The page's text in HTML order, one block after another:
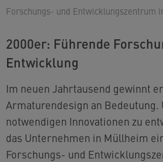
Forschungs- und Entwicklungszentrum
2000er: Führende
Entwicklung
Im neuen Jahrtausend gewinnt
Armaturendesign an Bedeutung.
notwendigen Innovationen zu
das Unternehmen in Müllheim
Forschungs- und